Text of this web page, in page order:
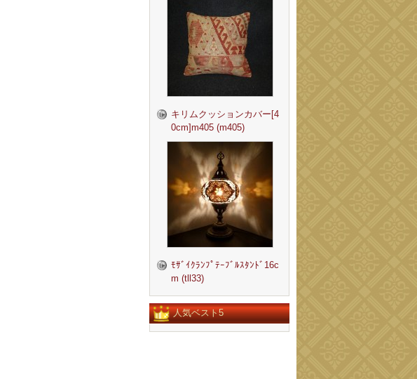
キリムクッションカバー[4
0cm]m405 (m405)
ﾓｻﾞｲｸﾗﾝﾌﾟﾃｰﾌﾞﾙｽﾀﾝﾄﾞ16c
m (tll33)
人気ベスト5